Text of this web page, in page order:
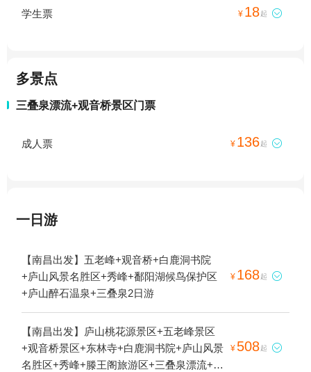
学生票 ¥ 18起 
多景点
三叠泉漂流+观音桥景区门票
成人票 ¥ 136起 
一日游
【南昌出发】五老峰+观音桥+白鹿洞书院
+庐山风景名胜区+秀峰+鄱阳湖候鸟保护区
+庐山醉石温泉+三叠泉2日游
¥ 168起 
【南昌出发】庐山桃花源景区+五老峰景区
+观音桥景区+东林寺+白鹿洞书院+庐山风景
名胜区+秀峰+滕王阁旅游区+三叠泉漂流+上
¥ 508起 